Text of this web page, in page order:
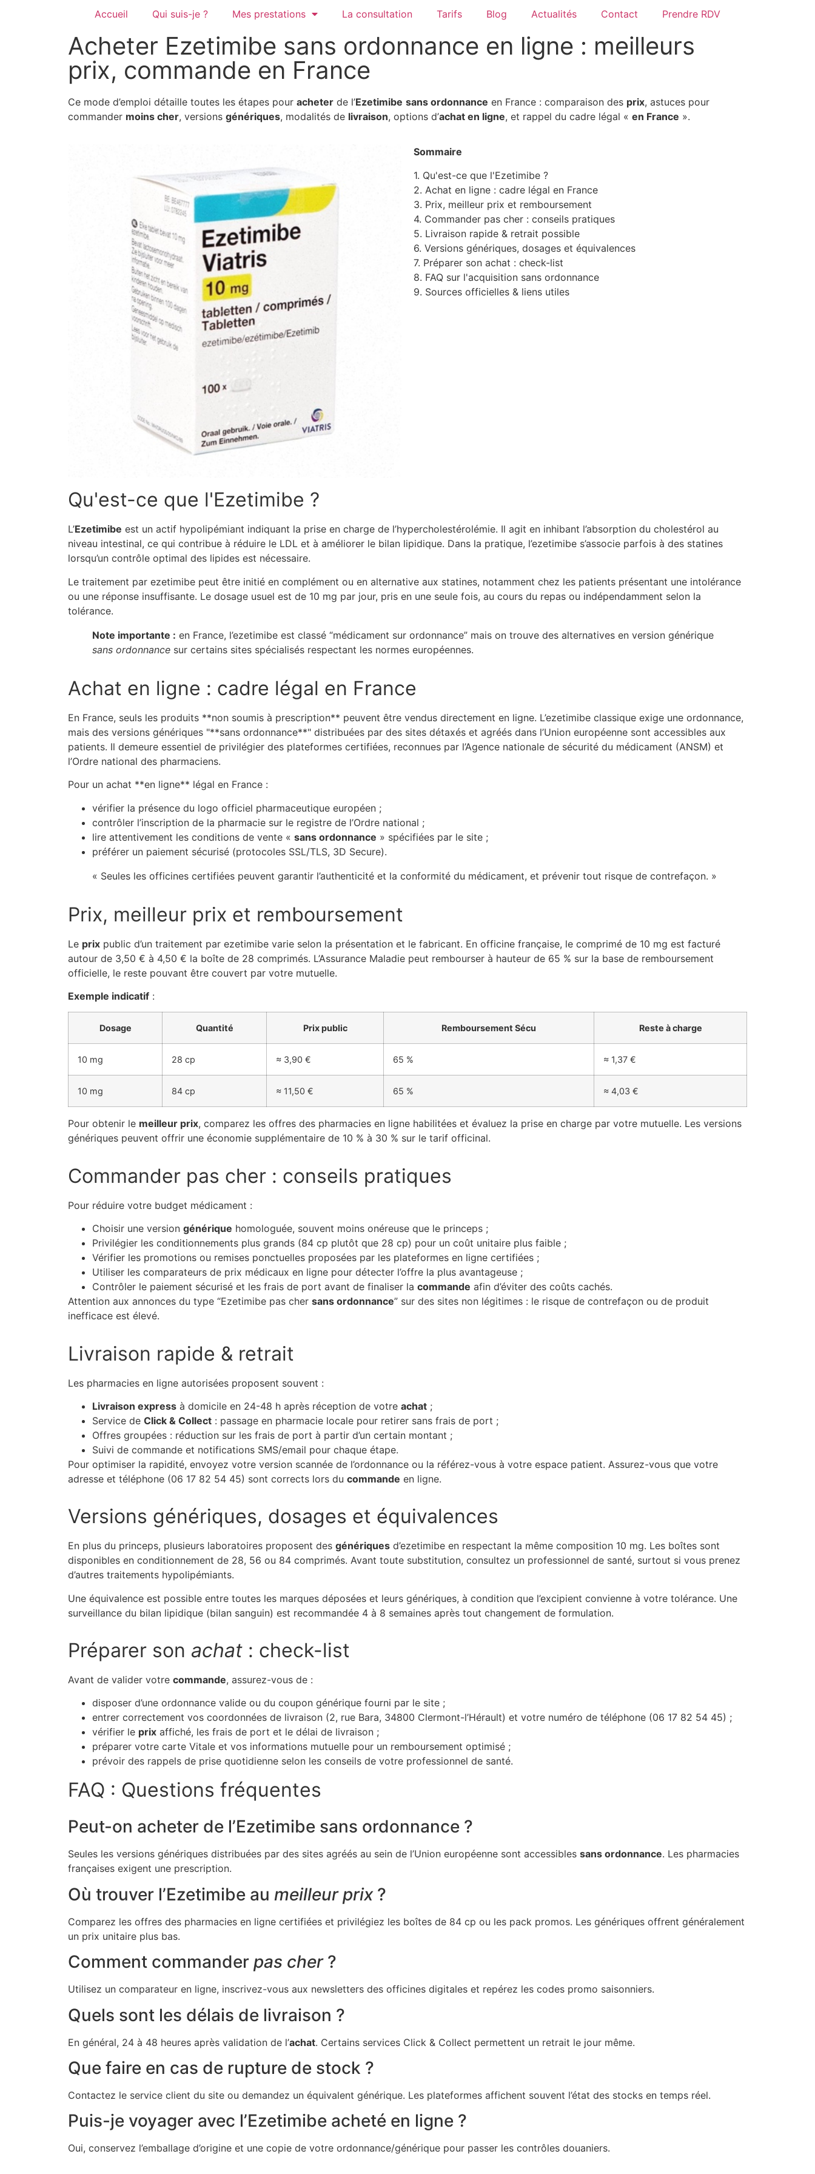
Accueil Qui suis-je ? Mes prestations La consultation Tarifs Blog Actualités Contact Prendre RDV
Acheter Ezetimibe sans ordonnance en ligne : meilleurs
prix, commande en France
Ce mode d’emploi détaille toutes les étapes pour acheter de l’Ezetimibe sans ordonnance en France : comparaison des prix, astuces pour
commander moins cher, versions génériques, modalités de livraison, options d’achat en ligne, et rappel du cadre légal « en France ».
Sommaire
1. Qu'est-ce que l'Ezetimibe ?
2. Achat en ligne : cadre légal en France
3. Prix, meilleur prix et remboursement
4. Commander pas cher : conseils pratiques
5. Livraison rapide & retrait possible
6. Versions génériques, dosages et équivalences
7. Préparer son achat : check-list
8. FAQ sur l'acquisition sans ordonnance
9. Sources officielles & liens utiles
Qu'est-ce que l'Ezetimibe ?
L’Ezetimibe est un actif hypolipémiant indiquant la prise en charge de l’hypercholestérolémie. Il agit en inhibant l’absorption du cholestérol au
niveau intestinal, ce qui contribue à réduire le LDL et à améliorer le bilan lipidique. Dans la pratique, l’ezetimibe s’associe parfois à des statines
lorsqu’un contrôle optimal des lipides est nécessaire.
Le traitement par ezetimibe peut être initié en complément ou en alternative aux statines, notamment chez les patients présentant une intolérance
ou une réponse insuffisante. Le dosage usuel est de 10 mg par jour, pris en une seule fois, au cours du repas ou indépendamment selon la
tolérance.
Note importante : en France, l’ezetimibe est classé “médicament sur ordonnance” mais on trouve des alternatives en version générique
sans ordonnance sur certains sites spécialisés respectant les normes européennes.
Achat en ligne : cadre légal en France
En France, seuls les produits **non soumis à prescription** peuvent être vendus directement en ligne. L’ezetimibe classique exige une ordonnance,
mais des versions génériques "**sans ordonnance**" distribuées par des sites détaxés et agréés dans l’Union européenne sont accessibles aux
patients. Il demeure essentiel de privilégier des plateformes certifiées, reconnues par l’Agence nationale de sécurité du médicament (ANSM) et
l’Ordre national des pharmaciens.
Pour un achat **en ligne** légal en France :
vérifier la présence du logo officiel pharmaceutique européen ;
contrôler l’inscription de la pharmacie sur le registre de l’Ordre national ;
lire attentivement les conditions de vente « sans ordonnance » spécifiées par le site ;
préférer un paiement sécurisé (protocoles SSL/TLS, 3D Secure).
« Seules les officines certifiées peuvent garantir l’authenticité et la conformité du médicament, et prévenir tout risque de contrefaçon. »
Prix, meilleur prix et remboursement
Le prix public d’un traitement par ezetimibe varie selon la présentation et le fabricant. En officine française, le comprimé de 10 mg est facturé
autour de 3,50 € à 4,50 € la boîte de 28 comprimés. L’Assurance Maladie peut rembourser à hauteur de 65 % sur la base de remboursement
officielle, le reste pouvant être couvert par votre mutuelle.
Exemple indicatif :
Dosage Quantité Prix public Remboursement Sécu Reste à charge
10 mg 28 cp ≈ 3,90 € 65 % ≈ 1,37 €
10 mg 84 cp ≈ 11,50 € 65 % ≈ 4,03 €
Pour obtenir le meilleur prix, comparez les offres des pharmacies en ligne habilitées et évaluez la prise en charge par votre mutuelle. Les versions
génériques peuvent offrir une économie supplémentaire de 10 % à 30 % sur le tarif officinal.
Commander pas cher : conseils pratiques
Pour réduire votre budget médicament :
Choisir une version générique homologuée, souvent moins onéreuse que le princeps ;
Privilégier les conditionnements plus grands (84 cp plutôt que 28 cp) pour un coût unitaire plus faible ;
Vérifier les promotions ou remises ponctuelles proposées par les plateformes en ligne certifiées ;
Utiliser les comparateurs de prix médicaux en ligne pour détecter l’offre la plus avantageuse ;
Contrôler le paiement sécurisé et les frais de port avant de finaliser la commande afin d’éviter des coûts cachés.
Attention aux annonces du type “Ezetimibe pas cher sans ordonnance” sur des sites non légitimes : le risque de contrefaçon ou de produit
inefficace est élevé.
Livraison rapide & retrait
Les pharmacies en ligne autorisées proposent souvent :
Livraison express à domicile en 24-48 h après réception de votre achat ;
Service de Click & Collect : passage en pharmacie locale pour retirer sans frais de port ;
Offres groupées : réduction sur les frais de port à partir d’un certain montant ;
Suivi de commande et notifications SMS/email pour chaque étape.
Pour optimiser la rapidité, envoyez votre version scannée de l’ordonnance ou la référez-vous à votre espace patient. Assurez-vous que votre
adresse et téléphone (06 17 82 54 45) sont corrects lors du commande en ligne.
Versions génériques, dosages et équivalences
En plus du princeps, plusieurs laboratoires proposent des génériques d’ezetimibe en respectant la même composition 10 mg. Les boîtes sont
disponibles en conditionnement de 28, 56 ou 84 comprimés. Avant toute substitution, consultez un professionnel de santé, surtout si vous prenez
d’autres traitements hypolipémiants.
Une équivalence est possible entre toutes les marques déposées et leurs génériques, à condition que l’excipient convienne à votre tolérance. Une
surveillance du bilan lipidique (bilan sanguin) est recommandée 4 à 8 semaines après tout changement de formulation.
Préparer son achat : check-list
Avant de valider votre commande, assurez-vous de :
disposer d’une ordonnance valide ou du coupon générique fourni par le site ;
entrer correctement vos coordonnées de livraison (2, rue Bara, 34800 Clermont-l’Hérault) et votre numéro de téléphone (06 17 82 54 45) ;
vérifier le prix affiché, les frais de port et le délai de livraison ;
préparer votre carte Vitale et vos informations mutuelle pour un remboursement optimisé ;
prévoir des rappels de prise quotidienne selon les conseils de votre professionnel de santé.
FAQ : Questions fréquentes
Peut-on acheter de l’Ezetimibe sans ordonnance ?
Seules les versions génériques distribuées par des sites agréés au sein de l’Union européenne sont accessibles sans ordonnance. Les pharmacies
françaises exigent une prescription.
Où trouver l’Ezetimibe au meilleur prix?
Comparez les offres des pharmacies en ligne certifiées et privilégiez les boîtes de 84 cp ou les pack promos. Les génériques offrent généralement
un prix unitaire plus bas.
Comment commander pas cher?
Utilisez un comparateur en ligne, inscrivez-vous aux newsletters des officines digitales et repérez les codes promo saisonniers.
Quels sont les délais de livraison ?
En général, 24 à 48 heures après validation de l’achat. Certains services Click & Collect permettent un retrait le jour même.
Que faire en cas de rupture de stock ?
Contactez le service client du site ou demandez un équivalent générique. Les plateformes affichent souvent l’état des stocks en temps réel.
Puis-je voyager avec l’Ezetimibe acheté en ligne ?
Oui, conservez l’emballage d’origine et une copie de votre ordonnance/générique pour passer les contrôles douaniers.